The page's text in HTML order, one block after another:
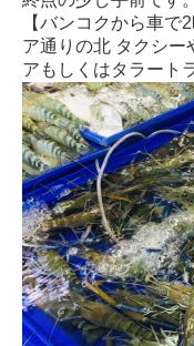
【バンコクから車
ア通りの北 タクシ
アもしくはタラート